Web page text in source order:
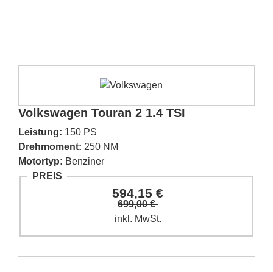
Volkswagen Touran 2 1.4 TSI
Leistung: 150 PS
Drehmoment: 250 NM
Motortyp: Benziner
PREIS
594,15 €
699,00 €
inkl. MwSt.